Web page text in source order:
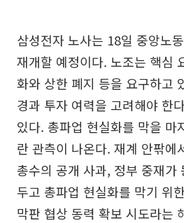
삼성전자 노사는 18일 중앙노
재개할 예정이다. 노조는 핵심
화와 상한 폐지 등을 요구하고
경과 투자 여력을 고려해야 한
있다. 총파업 현실화를 막을 마
란 관측이 나온다. 재계 안팎에
총수의 공개 사과, 정부 중재가
두고 총파업 현실화를 막기 위
막판 협상 동력 확보 시도라는